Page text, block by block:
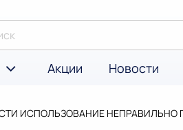
Акции Новости
ИСПОЛЬЗОВАНИЕ НЕПРАВИЛЬНО